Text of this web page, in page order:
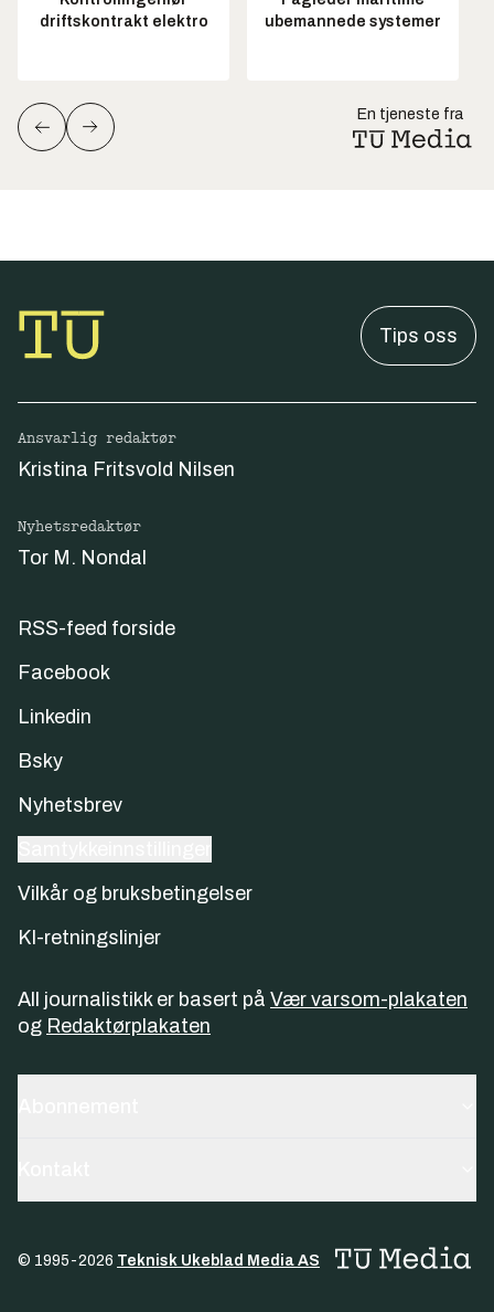
driftskontrakt elektro
ubemannede systemer
En tjeneste fra
Tips oss
Ansvarlig redaktør
Kristina Fritsvold Nilsen
Nyhetsredaktør
Tor M. Nondal
RSS-feed forside
Facebook
Linkedin
Bsky
Nyhetsbrev
Vilkår og bruksbetingelser
KI-retningslinjer
All journalistikk er basert på Vær varsom-plakaten
og Redaktørplakaten
© 1995-2026 Teknisk Ukeblad Media AS